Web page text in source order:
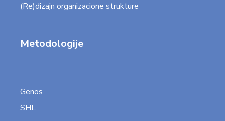
(Re)dizajn organizacione strukture
Metodologije
Genos
SHL